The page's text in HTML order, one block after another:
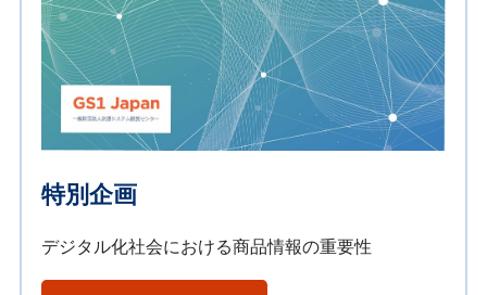
特別企画
デジタル化社会における商品情報の重要性